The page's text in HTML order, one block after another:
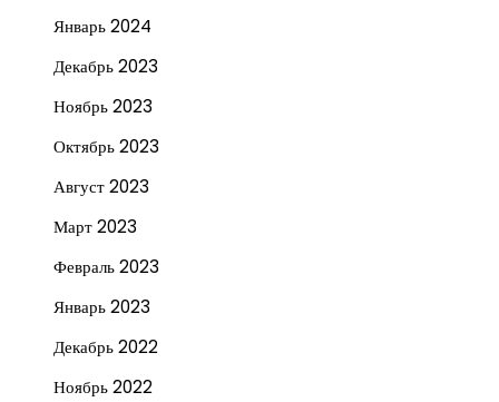
Январь 2024
Декабрь 2023
Ноябрь 2023
Октябрь 2023
Август 2023
Март 2023
Февраль 2023
Январь 2023
Декабрь 2022
Ноябрь 2022